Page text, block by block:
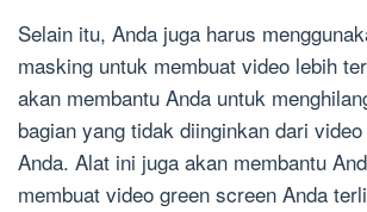
Selain itu, Anda juga harus
masking untuk membuat video lebih
akan membantu Anda untuk
bagian yang tidak diinginkan dari
Anda. Alat ini juga akan membantu
membuat video green screen Anda